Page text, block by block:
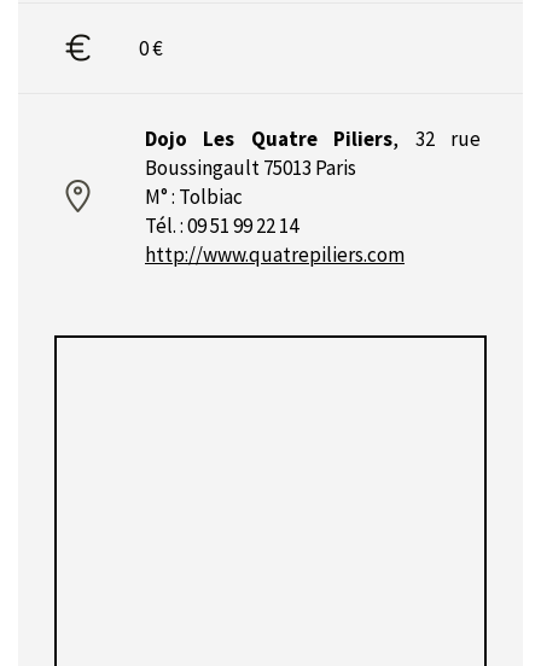
0 €
Dojo Les Quatre Piliers, 32 rue
Boussingault 75013 Paris
M° : Tolbiac
Tél. : 09 51 99 22 14
http://www.quatrepiliers.com